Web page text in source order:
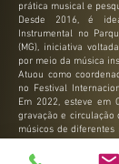
prática musical e
Desde 2016, é
Instrumental no
(MG), iniciativa
por meio da música
Atuou como
no Festival
Em 2022, esteve em
gravação e circulação
músicos de
Atualmente,